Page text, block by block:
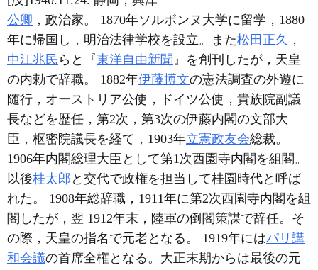
公卿 ，政治家。 1870年ソルボンヌ大学に留学，1880
年に帰国し，明治法律学校を設立。また松田正久 ，
中江兆民 らと『東洋自由新聞 』を創刊したが，天皇
の内勅で辞職。 1882年伊藤博文の憲法調査の外遊に
随行，オーストリア公使，ドイツ公使，貴族院副議
長などを歴任，第2次，第3次の伊藤内閣の文部大
臣，枢密院議長を経て，1903年立憲政友会総裁。
1906年内閣総理大臣として第1次西園寺内閣を組閣。
以後桂太郎 と交代で政権を担当して桂園時代と呼ば
れた。 1908年総辞職，1911年に第2次西園寺内閣を組
閣したが，翌 1912年末，陸軍の倒閣策謀で辞任。そ
の際，天皇の指名で元老となる。 1919年にはパリ講
和会議の首席全権となる。大正末期からは最後の元